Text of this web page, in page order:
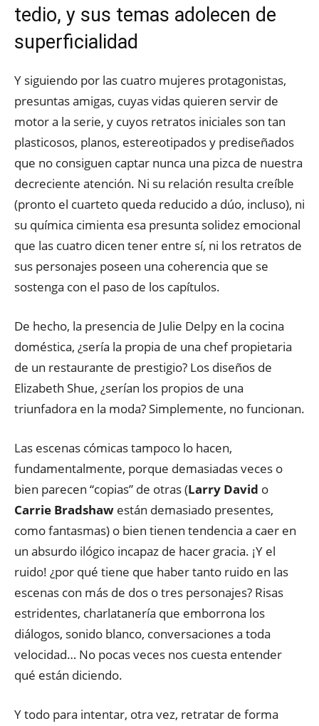
tedio, y sus temas adolecen de
superficialidad
Y siguiendo por las cuatro mujeres protagonistas,
presuntas amigas, cuyas vidas quieren servir de
motor a la serie, y cuyos retratos iniciales son tan
plasticosos, planos, estereotipados y prediseñados
que no consiguen captar nunca una pizca de nuestra
decreciente atención. Ni su relación resulta creíble
(pronto el cuarteto queda reducido a dúo, incluso), ni
su química cimienta esa presunta solidez emocional
que las cuatro dicen tener entre sí, ni los retratos de
sus personajes poseen una coherencia que se
sostenga con el paso de los capítulos.
De hecho, la presencia de Julie Delpy en la cocina
doméstica, ¿sería la propia de una chef propietaria
de un restaurante de prestigio? Los diseños de
Elizabeth Shue, ¿serían los propios de una
triunfadora en la moda? Simplemente, no funcionan.
Las escenas cómicas tampoco lo hacen,
fundamentalmente, porque demasiadas veces o
bien parecen “copias” de otras (Larry David o
Carrie Bradshaw están demasiado presentes,
como fantasmas) o bien tienen tendencia a caer en
un absurdo ilógico incapaz de hacer gracia. ¡Y el
ruido! ¿por qué tiene que haber tanto ruido en las
escenas con más de dos o tres personajes? Risas
estridentes, charlatanería que emborrona los
diálogos, sonido blanco, conversaciones a toda
velocidad… No pocas veces nos cuesta entender
qué están diciendo.
Y todo para intentar, otra vez, retratar de forma